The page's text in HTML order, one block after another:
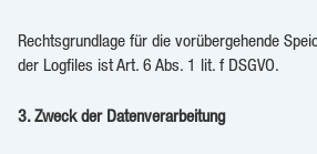
Rechtsgrundlage für die vorübergehende
der Logfiles ist Art. 6 Abs. 1 lit. f DSGVO.
3. Zweck der Datenverarbeitung